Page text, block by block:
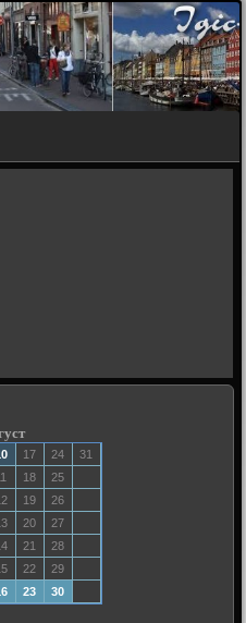
17 24
31
18
25
19
26
20
27
21
28
22
29
23 30